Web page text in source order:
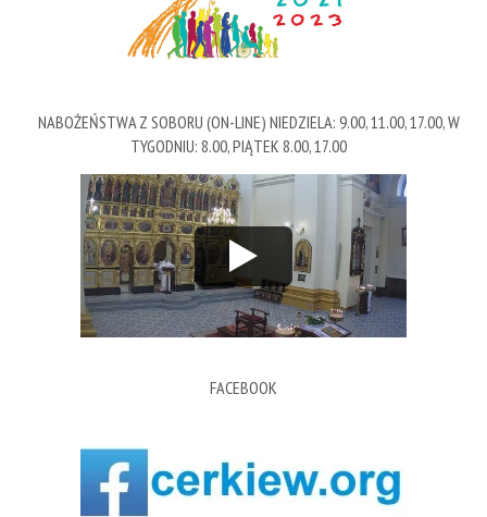
NABOŻEŃSTWA Z SOBORU (ON-LINE) NIEDZIELA: 9.00, 11.00, 17.00, W
TYGODNIU: 8.00, PIĄTEK 8.00, 17.00
FACEBOOK